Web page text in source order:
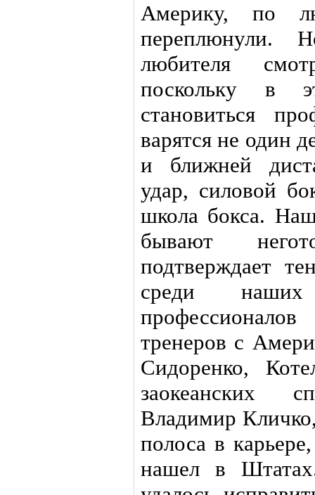
Америку, по
переплюнули.
любителя
поскольку в
становиться
варятся не один
и ближней
удар, силовой
школа бокса.
бывают
подтверждает
среди
тренеров с
Сидоренко,
заокеанских
Владимир
полоса в
нашел в